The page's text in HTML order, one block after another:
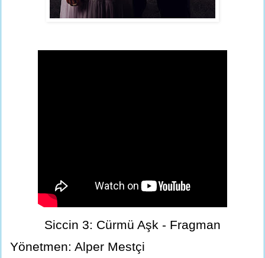
Siccin 3: Cürmü Aşk - Fragman
Yönetmen: Alper Mestçi